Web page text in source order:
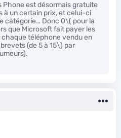
Phone est désormais gratuite
à un certain prix, et celui-ci
catégorie… Donc 0\( pour la
que Microsoft fait payer les
téléphone vendu en
(de 5 à 15\) par